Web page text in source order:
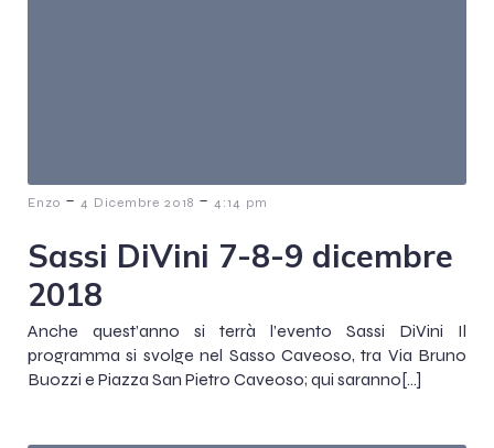
Enzo - 4 Dicembre 2018 - 4:14 pm
Sassi DiVini 7-8-9 dicembre
2018
Anche quest’anno si terrà l’evento Sassi DiVini Il
programma si svolge nel Sasso Caveoso, tra Via Bruno
Buozzi e Piazza San Pietro Caveoso; qui saranno[…]